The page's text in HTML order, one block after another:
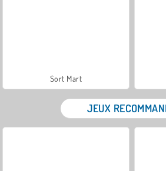
Sort Mart
JEUX